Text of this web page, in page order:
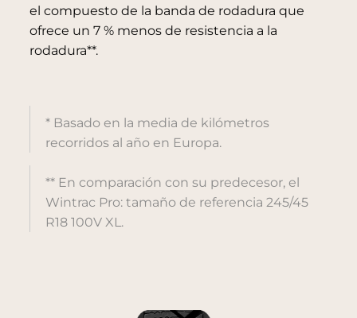
el compuesto de la banda de rodadura que
ofrece un 7 % menos de resistencia a la
rodadura**.
* Basado en la media de kilómetros
recorridos al año en Europa.
** En comparación con su predecesor, el
Wintrac Pro: tamaño de referencia 245/45
R18 100V XL.